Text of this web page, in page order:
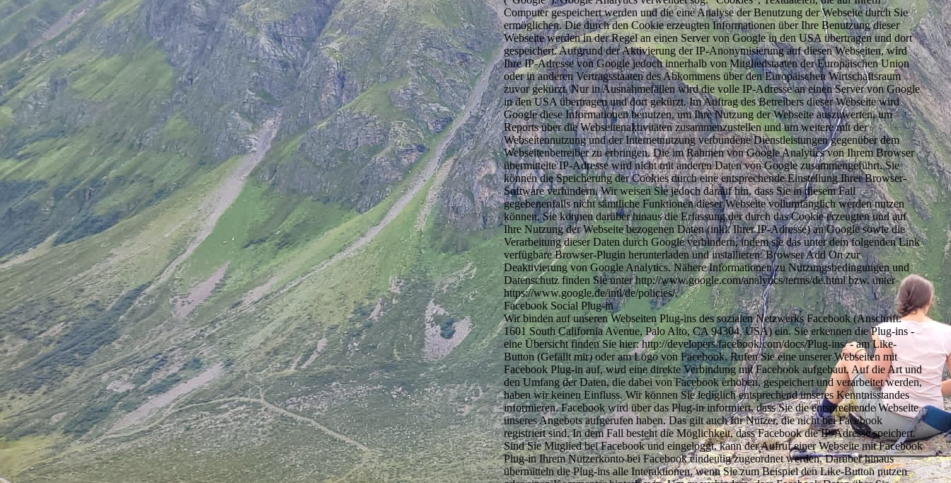
Computer gespeichert werden und die eine Analyse der Benutzung der Webseite durch Sie
ermöglichen. Die durch den Cookie erzeugten Informationen über Ihre Benutzung dieser
Webseite werden in der Regel an einen Server von Google in den USA übertragen und dort
gespeichert. Aufgrund der Aktivierung der IP-Anonymisierung auf diesen Webseiten, wird
Ihre IP-Adresse von Google jedoch innerhalb von Mitgliedstaaten der Europäischen Union
oder in anderen Vertragsstaaten des Abkommens über den Europäischen Wirtschaftsraum
zuvor gekürzt. Nur in Ausnahmefällen wird die volle IP-Adresse an einen Server von Google
in den USA übertragen und dort gekürzt. Im Auftrag des Betreibers dieser Webseite wird
Google diese Informationen benutzen, um Ihre Nutzung der Webseite auszuwerten, um
Reports über die Webseitenaktivitäten zusammenzustellen und um weitere mit der
Webseitennutzung und der Internetnutzung verbundene Dienstleistungen gegenüber dem
Webseitenbetreiber zu erbringen. Die im Rahmen von Google Analytics von Ihrem Browser
übermittelte IP-Adresse wird nicht mit anderen Daten von Google zusammengeführt. Sie
können die Speicherung der Cookies durch eine entsprechende Einstellung Ihrer Browser-
Software verhindern. Wir weisen Sie jedoch darauf hin, dass Sie in diesem Fall
gegebenenfalls nicht sämtliche Funktionen dieser Webseite vollumfänglich werden nutzen
können. Sie können darüber hinaus die Erfassung der durch das Cookie erzeugten und auf
Ihre Nutzung der Webseite bezogenen Daten (inkl. Ihrer IP-Adresse) an Google sowie die
Verarbeitung dieser Daten durch Google verhindern, indem sie das unter dem folgenden Link
verfügbare Browser-Plugin herunterladen und installieren: Browser Add On zur
Deaktivierung von Google Analytics. Nähere Informationen zu Nutzungsbedingungen und
Datenschutz finden Sie unter http://www.google.com/analytics/terms/de.html bzw. unter
https://www.google.de/intl/de/policies/.
Facebook Social Plug-in
Wir binden auf unseren Webseiten Plug-ins des sozialen Netzwerks Facebook (Anschrift:
1601 South California Avenue, Palo Alto, CA 94304, USA) ein. Sie erkennen die Plug-ins -
eine Übersicht finden Sie hier: http://developers.facebook.com/docs/Plug-ins/ - am Like-
Button (Gefällt mir) oder am Logo von Facebook. Rufen Sie eine unserer Webseiten mit
Facebook Plug-in auf, wird eine direkte Verbindung mit Facebook aufgebaut. Auf die Art und
den Umfang der Daten, die dabei von Facebook erhoben, gespeichert und verarbeitet werden,
haben wir keinen Einfluss. Wir können Sie lediglich entsprechend unseres Kenntnisstandes
informieren. Facebook wird über das Plug-in informiert, dass Sie die entsprechende Webseite
unseres Angebots aufgerufen haben. Das gilt auch für Nutzer, die nicht bei Facebook
registriert sind. In dem Fall besteht die Möglichkeit, dass Facebook die IP-Adresse speichert.
Sind Sie Mitglied bei Facebook und eingeloggt, kann der Aufruf einer Webseite mit Facebook
Plug-in Ihrem Nutzerkonto bei Facebook eindeutig zugeordnet werden. Darüber hinaus
übermitteln die Plug-ins alle Interaktionen, wenn Sie zum Beispiel den Like-Button nutzen